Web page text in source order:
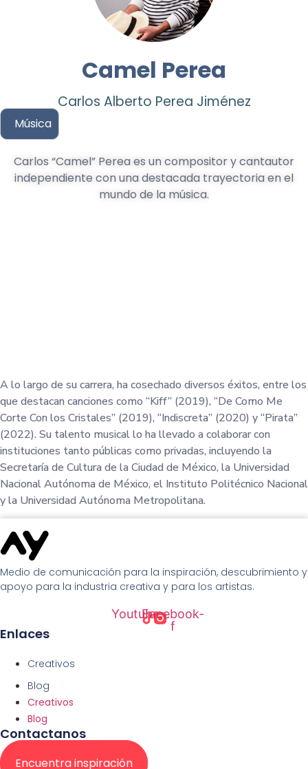
Camel Perea
Carlos Alberto Perea Jiménez
Música
Carlos “Camel” Perea es un compositor y cantautor
independiente con una destacada trayectoria en el
mundo de la música.
A lo largo de su carrera, ha cosechado diversos éxitos, entre los
que destacan canciones como “Kiff” (2019), “De Como Me
Corte Con los Cristales” (2019), “Indiscreta” (2020) y “Pirata”
(2022). Su talento musical lo ha llevado a colaborar con
instituciones tanto públicas como privadas, incluyendo la
Secretaría de Cultura de la Ciudad de México, la Universidad
Nacional Autónoma de México, el Instituto Politécnico Nacional
y la Universidad Autónoma Metropolitana.
Medio de comunicación para la inspiración, descubrimiento y
apoyo para la industria creativa y para los artistas.
YoutubeFacebook-
f
Enlaces
Creativos
Blog
Creativos
Blog
Contactanos
Encuentra inspiración